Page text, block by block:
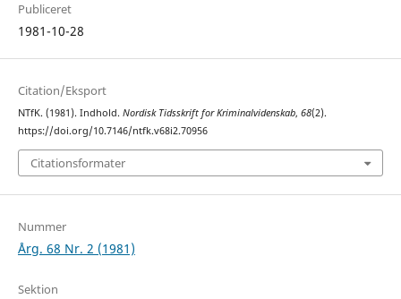
Publiceret
1981-10-28
Citation/Eksport
NTfK. (1981). Indhold. Nordisk Tidsskrift for Kriminalvidenskab, 68(2).
https://doi.org/10.7146/ntfk.v68i2.70956
Citationsformater
Nummer
Årg. 68 Nr. 2 (1981)
Sektion